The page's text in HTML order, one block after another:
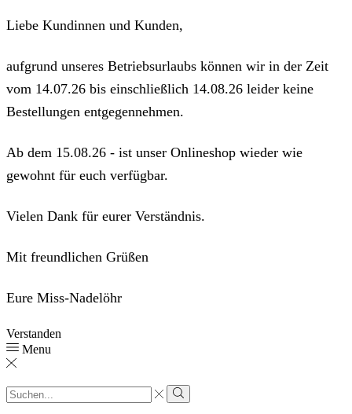
Liebe Kundinnen und Kunden,
aufgrund unseres Betriebsurlaubs können wir in der Zeit
vom 14.07.26 bis einschließlich 14.08.26 leider keine
Bestellungen entgegennehmen.
Ab dem 15.08.26 - ist unser Onlineshop wieder wie
gewohnt für euch verfügbar.
Vielen Dank für eurer Verständnis.
Mit freundlichen Grüßen
Eure Miss-Nadelöhr
Verstanden
Menu
Sucheingabe
Suche